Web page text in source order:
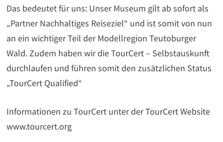
Das bedeutet für uns: Unser Museum gilt ab sofort als
„Partner Nachhaltiges Reiseziel“ und ist somit von nun
an ein wichtiger Teil der Modellregion Teutoburger
Wald. Zudem haben wir die TourCert – Selbstauskunft
durchlaufen und führen somit den zusätzlichen Status
„TourCert Qualified“
Informationen zu TourCert unter der TourCert Website
www.tourcert.org